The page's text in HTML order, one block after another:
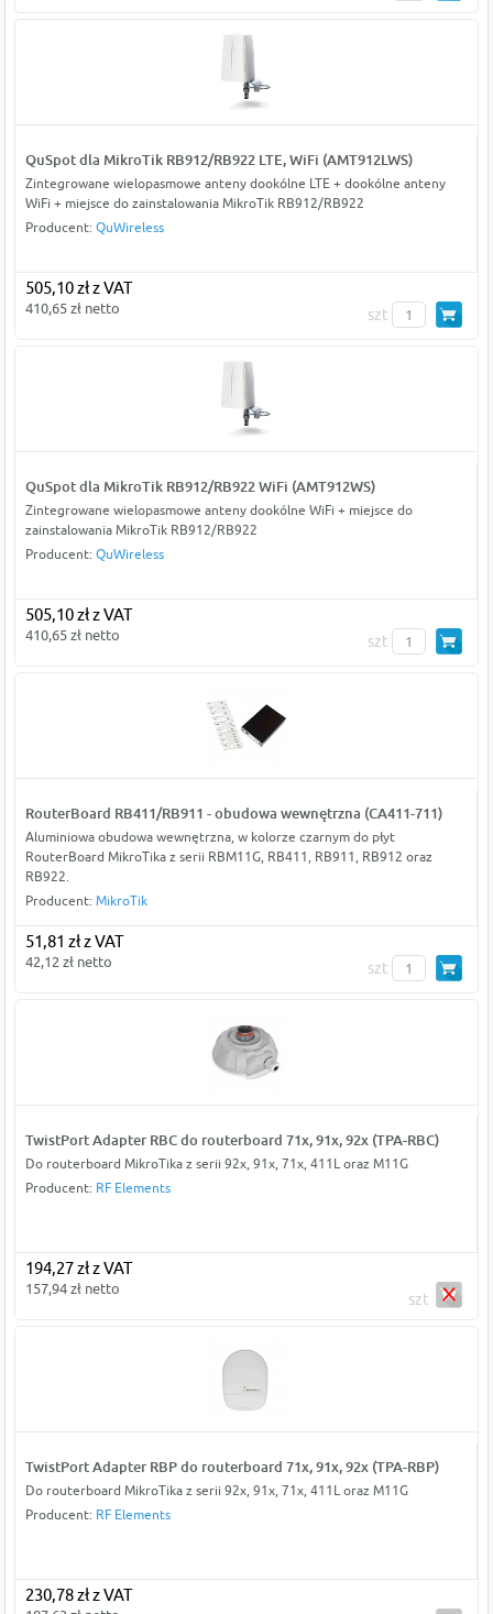
QuSpot dla MikroTik RB912/RB922 LTE, WiFi (AMT912LWS)
Zintegrowane wielopasmowe anteny dookólne LTE + dookólne anteny
WiFi + miejsce do zainstalowania MikroTik RB912/RB922
Producent: QuWireless
505,10 zł z VAT
410,65 zł netto szt
QuSpot dla MikroTik RB912/RB922 WiFi (AMT912WS)
Zintegrowane wielopasmowe anteny dookólne WiFi + miejsce do
zainstalowania MikroTik RB912/RB922
Producent: QuWireless
505,10 zł z VAT
410,65 zł netto szt
RouterBoard RB411/RB911 - obudowa wewnętrzna (CA411-711)
Aluminiowa obudowa wewnętrzna, w kolorze czarnym do płyt
RouterBoard MikroTika z serii RBM11G, RB411, RB911, RB912 oraz
RB922.
Producent: MikroTik
51,81 zł z VAT
42,12 zł netto szt
TwistPort Adapter RBC do routerboard 71x, 91x, 92x (TPA-RBC)
Do routerboard MikroTika z serii 92x, 91x, 71x, 411L oraz M11G
Producent: RF Elements
194,27 zł z VAT
157,94 zł netto
szt
TwistPort Adapter RBP do routerboard 71x, 91x, 92x (TPA-RBP)
Do routerboard MikroTika z serii 92x, 91x, 71x, 411L oraz M11G
Producent: RF Elements
230,78 zł z VAT